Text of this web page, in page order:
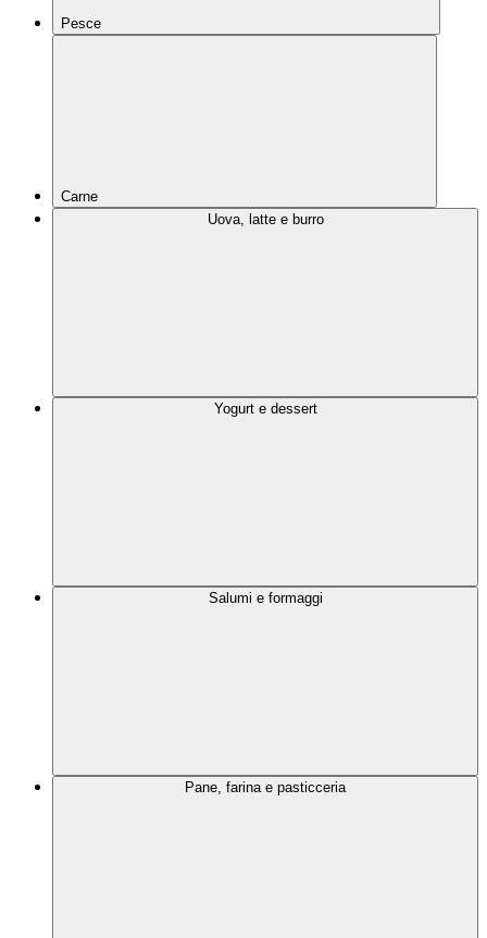
Pesce
Carne
Uova, latte e burro
Yogurt e dessert
Salumi e formaggi
Pane, farina e pasticceria